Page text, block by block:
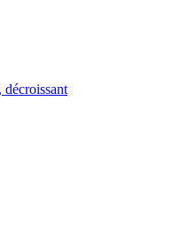
décroissant